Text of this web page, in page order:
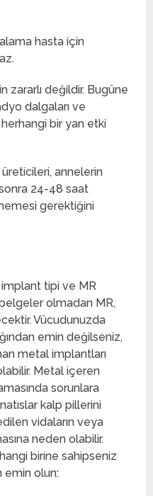
hasta için
zararlı değildir. Bugüne
dalgaları ve
bir yan etki
annelerin
24-48 saat
gerektiğini
tipi ve MR
olmadan MR,
Vücudunuzda
emin değilseniz,
metal implantları
Metal içeren
sorunlara
kalp pillerini
vidaların veya
neden olabilir.
birine sahipseniz
emin olun: